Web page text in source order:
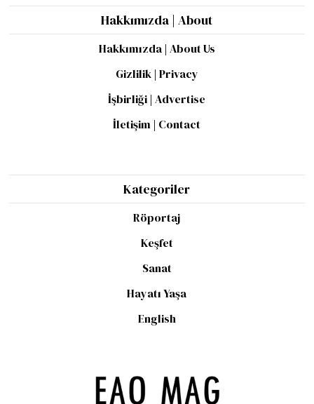
Hakkımızda | About
Hakkımızda | About Us
Gizlilik | Privacy
İşbirliği | Advertise
İletişim | Contact
Kategoriler
Röportaj
Keşfet
Sanat
Hayatı Yaşa
English